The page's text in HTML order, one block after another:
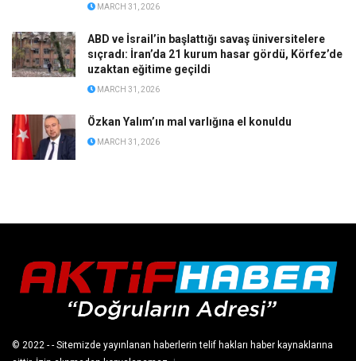
MARCH 31, 2026
ABD ve İsrail’in başlattığı savaş üniversitelere
sıçradı: İran’da 21 kurum hasar gördü, Körfez’de
uzaktan eğitime geçildi
MARCH 31, 2026
Özkan Yalım’ın mal varlığına el konuldu
MARCH 31, 2026
© 2022 - - Sitemizde yayınlanan haberlerin telif hakları haber kaynaklarına